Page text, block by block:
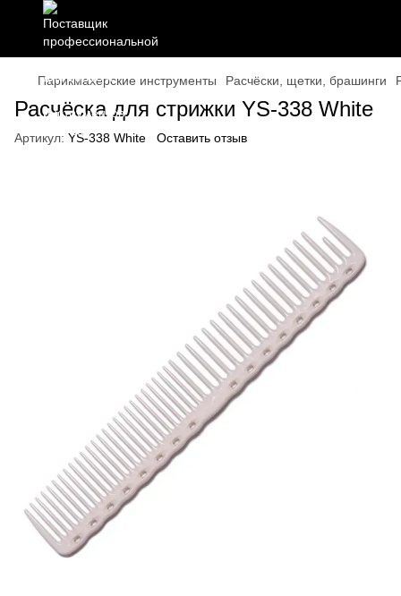
Парикмахерские инструменты Расчёски, щетки, брашинги
Расчёска для стрижки YS-338 White
Артикул: YS-338 White Оставить отзыв